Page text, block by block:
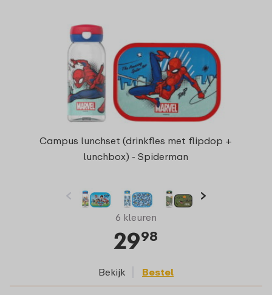
Campus lunchset (drinkfles met flipdop +
lunchbox) - Spiderman
6 kleuren
2998
Bekijk Bestel